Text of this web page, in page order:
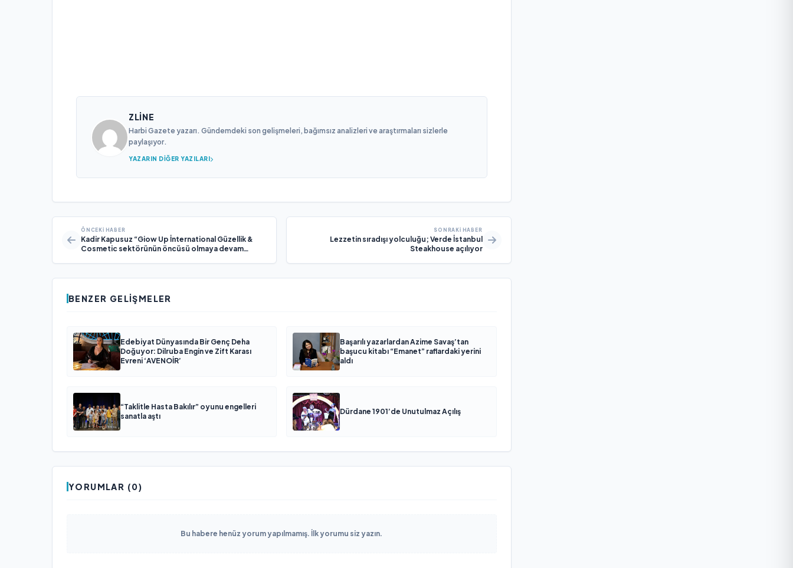
ZLINE
Harbi Gazete yazarı. Gündemdeki son gelişmeleri, bağımsız analizleri ve araştırmaları sizlerle
paylaşıyor.
YAZARIN DIĞER YAZILARI
ÖNCEKI HABER
Kadir Kapusuz “Giow Up İnternational Güzellik &
Cosmetic sektörünün öncüsü olmaya devam
SONRAKI HABER
Lezzetin sıradışı yolculuğu; Verde İstanbul
Steakhouse açılıyor
BENZER GELIŞMELER
Edebiyat Dünyasında Bir Genç Deha
Doğuyor: Dilruba Engin ve Zift Karası
Evreni ‘AVENOİR’
Başarılı yazarlardan Azime Savaş’tan
başucu kitabı “Emanet” raflardaki yerini
aldı
“Taklitle Hasta Bakılır” oyunu engelleri
sanatla aştı
Dürdane 1901’de Unutulmaz Açılış
YORUMLAR (0)
Bu habere henüz yorum yapılmamış. İlk yorumu siz yazın.